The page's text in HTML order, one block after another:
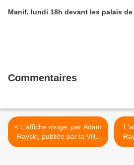
Manif, lundi 18h devant les palais
Commentaires
< L'affiche rouge, par Adam
Rayski, publiée par la Ville
de Paris [ texte intégral I]